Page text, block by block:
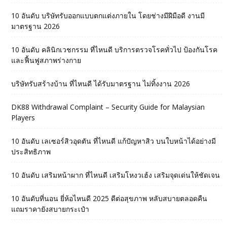
10 อันดับ บริษัทรับออกแบบตกแต่งภายใน โดยช่างมีฝีมือดี งานมี
มาตรฐาน 2026
10 อันดับ คลินิกเวชกรรม ที่ไหนดี บริการตรวจโรคทั่วไป ป้องกันโรค
และฟื้นฟูสภาพร่างกาย
บริษัทรับสร้างบ้าน ที่ไหนดี ได้รับมาตรฐาน ไม่ทิ้งงาน 2026
DK88 Withdrawal Complaint – Security Guide for Malaysian
Players
10 อันดับ เลเซอร์สิวอุดตัน ที่ไหนดี แก้ปัญหาสิว บนใบหน้าได้อย่างมี
ประสิทธิภาพ
10 อันดับ เสริมหน้าผาก ที่ไหนดี เสริมโหงวเฮ้ง เสริมจุดเด่นให้ชัดเจน
10 อันดับที่นอน ยี่ห้อไหนดี 2025 ดีต่อสุขภาพ หลับสบายตลอดคืน
แถมราคายังสบายกระเป๋า